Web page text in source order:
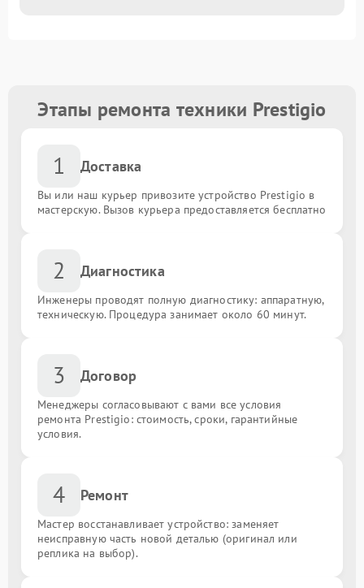
Этапы ремонта техники Prestigio
1 Доставка
Вы или наш курьер привозите устройство Prestigio в
мастерскую. Вызов курьера предоставляется бесплатно
2 Диагностика
Инженеры проводят полную диагностику: аппаратную,
техническую. Процедура занимает около 60 минут.
3 Договор
Менеджеры согласовывают с вами все условия
ремонта Prestigio: стоимость, сроки, гарантийные
условия.
4 Ремонт
Мастер восстанавливает устройство: заменяет
неисправную часть новой деталью (оригинал или
реплика на выбор).